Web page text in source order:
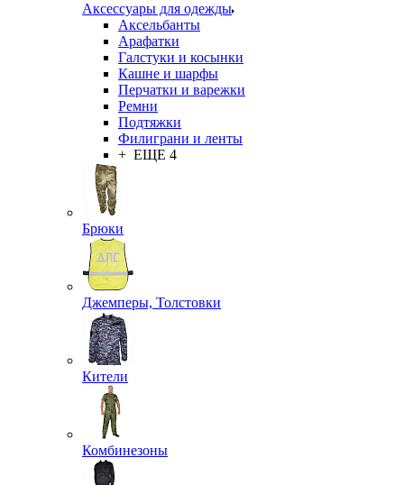
Аксессуары для одежды
Аксельбанты
Арафатки
Галстуки и косынки
Кашне и шарфы
Перчатки и варежки
Ремни
Подтяжки
Филиграни и ленты
+ ЕЩЕ 4
Брюки
Джемперы, Толстовки
Кители
Комбинезоны